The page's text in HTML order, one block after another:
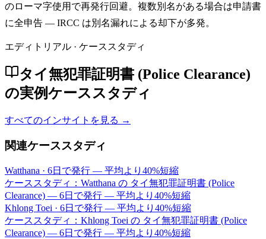
のローマ字使用で再発行回避。複数別名がある場合は申請書
に全申告 — IRCC は別名漏れによる却下が多発。
エディトリアル · ケーススタディ
タイ無犯罪証明書 (Police Clearance)
の実例ケーススタディ
すべてのインサイトを見る →
関連ケーススタディ
Watthana · 6日で発行 — 平均より40%短縮
ケーススタディ：Watthana の タイ無犯罪証明書 (Police
Clearance) — 6日で発行 — 平均より40%短縮
Khlong Toei · 6日で発行 — 平均より40%短縮
ケーススタディ：Khlong Toei の タイ無犯罪証明書 (Police
Clearance) — 6日で発行 — 平均より40%短縮